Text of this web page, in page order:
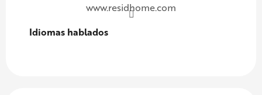
www.residhome.com
Idiomas hablados
Idiomas hablados